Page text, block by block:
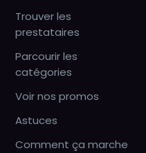
Trouver les
prestataires
Parcourir les
catégories
Voir nos promos
Astuces
Comment ça marche